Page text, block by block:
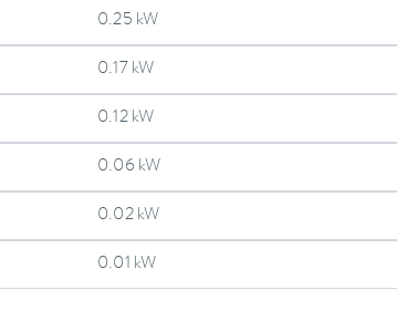
0.25 kW
0.17 kW
0.12 kW
0.06 kW
0.02 kW
0.01 kW